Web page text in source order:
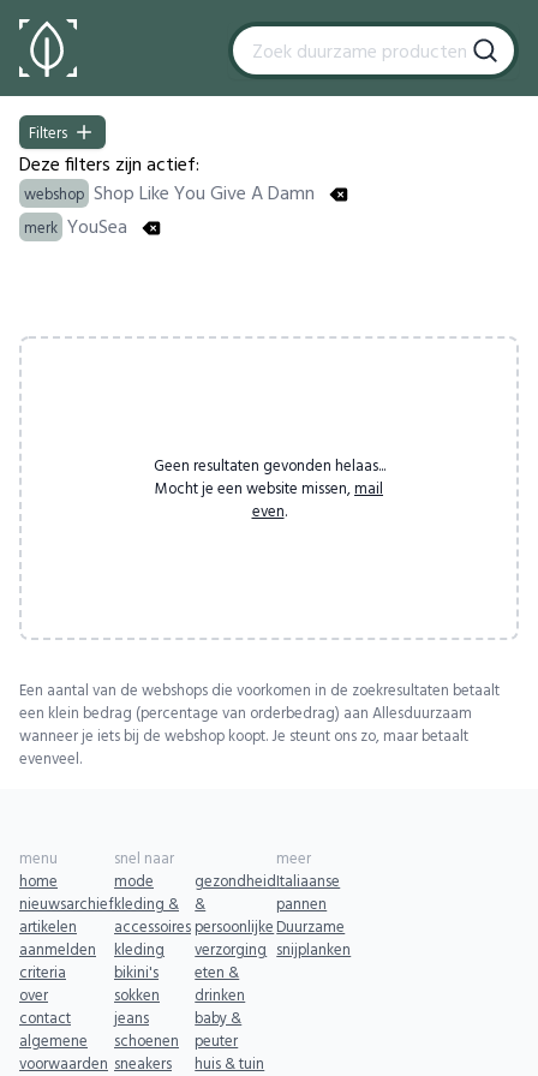
Filters
Filters
Deze filters zijn actief:
webshop Shop Like You Give A Damn
merk YouSea
Geen resultaten gevonden helaas...
Mocht je een website missen, mail
even.
Een aantal van de webshops die voorkomen in de zoekresultaten betaalt
een klein bedrag (percentage van orderbedrag) aan Allesduurzaam
wanneer je iets bij de webshop koopt. Je steunt ons zo, maar betaalt
evenveel.
menu
home
nieuwsarchief
artikelen
aanmelden
criteria
over
contact
algemene
voorwaarden
snel naar
mode
kleding &
accessoires
kleding
bikini's
sokken
jeans
schoenen
sneakers
gezondheid
&
persoonlijke
verzorging
eten &
drinken
baby &
peuter
huis & tuin
meer
Italiaanse
pannen
Duurzame
snijplanken